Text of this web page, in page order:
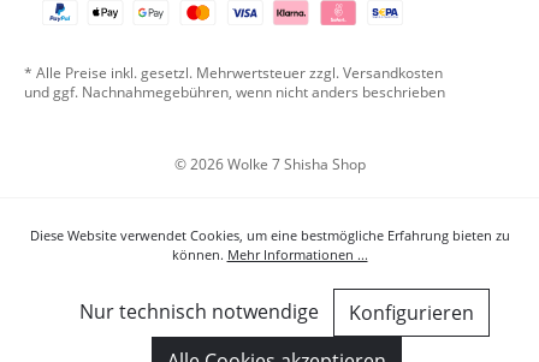
© 2026 Wolke 7 Shisha Shop
* Alle Preise inkl. gesetzl. Mehrwertsteuer zzgl. Versandkosten
und ggf. Nachnahmegebühren, wenn nicht anders beschrieben
Diese Website verwendet Cookies, um eine bestmögliche Erfahrung bieten zu
können. Mehr Informationen ...
Nur technisch notwendige
Konfigurieren